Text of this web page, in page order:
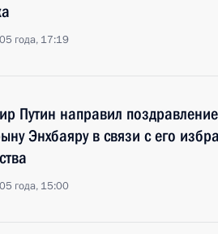
года, 17:19
Путин направил
Энхбаяру в связи с его
года, 15:00